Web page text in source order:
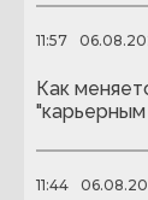
11:57
Как
"карьерным
11:44